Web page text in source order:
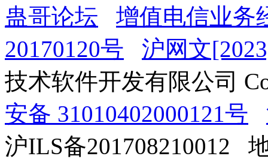
蛊哥论坛
增值电信业务
20170120号
沪网文
技术软件开发有限公司
安备 31010402000121号
沪ILS备201708210012